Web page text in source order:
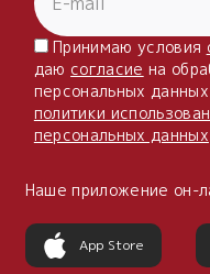
Принимаю условия
даю согласие на
персональных
политики
персональных данных
Наше приложение он-
App Store